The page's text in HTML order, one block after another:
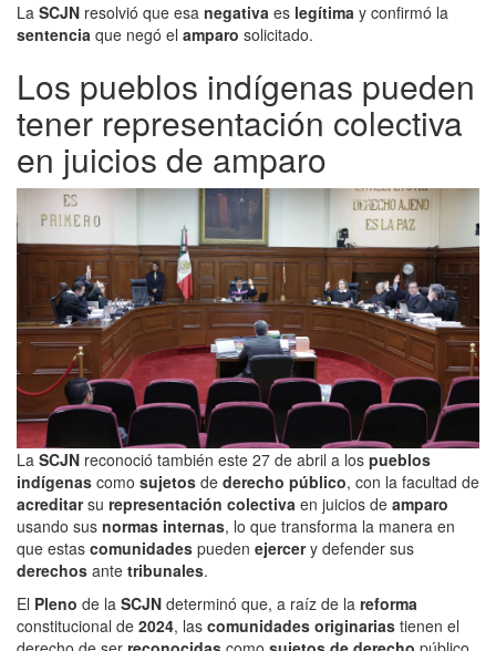
La SCJN resolvió que esa negativa es legítima y confirmó la
sentencia que negó el amparo solicitado.
Los pueblos indígenas pueden
tener representación colectiva
en juicios de amparo
La SCJN reconoció también este 27 de abril a los pueblos
indígenas como sujetos de derecho público, con la facultad de
acreditarsu representación colectiva en juicios de amparo
usando sus normas internas, lo que transforma la manera en
que estas comunidades pueden ejercery defender sus
derechos ante tribunales.
El Pleno de la SCJN determinó que, a raíz de la reforma
constitucional de 2024, las comunidades originarias tienen el